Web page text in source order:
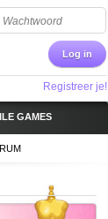
Wachtwoord
Log in
Registreer je!
GAMES